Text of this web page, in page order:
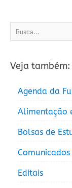
Pesquisar
Veja também:
Agenda da
Alimentação
Bolsas de
Comunicados
Editais